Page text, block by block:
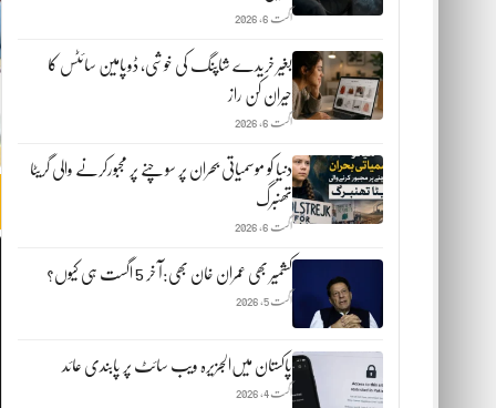
اگست 6, 2026
بغیر خریدے شاپنگ کی خوشی، ڈوپامین سائٹس کا
حیران کن راز
اگست 6, 2026
دنیا کو موسمیاتی بحران پر سوچنے پر مجبورکرنے والی گریٹا
تھنبرگ
اگست 6, 2026
کشمیر بھی عمران خان بھی:آ خر 5 اگست ہی کیوں؟
اگست 5, 2026
پاکستان میں‌الجزیرہ ویب سائٹ پر پابندی عائد
اگست 4, 2026